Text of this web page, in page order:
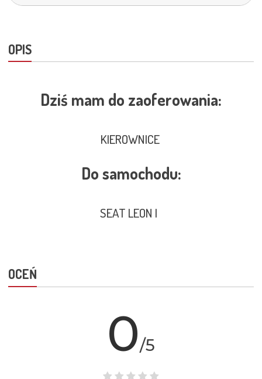
OPIS
Dziś mam do zaoferowania:
KIEROWNICE
Do samochodu:
SEAT LEON I
OCEŃ
0/5